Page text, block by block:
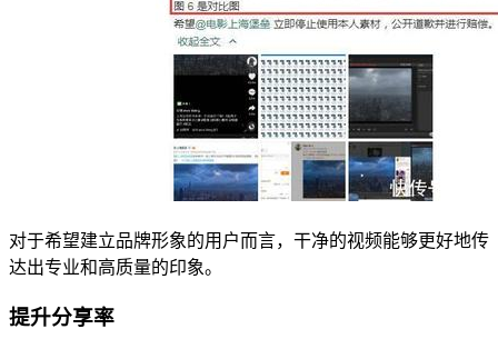
对于希望建立品牌形象的用户而言，干净的视频能够更好地传
达出专业和高质量的印象。
提升分享率